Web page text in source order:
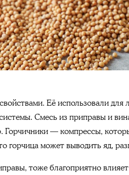
Её использовали
Смесь из приправы и
Горчичники — компрессы,
горчица может выводить яд,
тоже благоприятно